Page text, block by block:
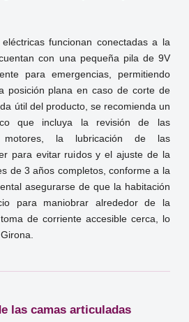
funcionan conectadas a la
con una pequeña pila de 9V
para emergencias, permitiendo
posición plana en caso de corte de
útil del producto, se recomienda un
que incluya la revisión de las
la lubricación de las
para evitar ruidos y el ajuste de la
de 3 años completos, conforme a la
asegurarse de que la habitación
para maniobrar alrededor de la
de corriente accesible cerca, lo
las camas articuladas